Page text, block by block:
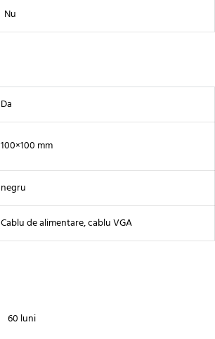
Nu
Da
100×100 mm
negru
Cablu de alimentare, cablu VGA
60 luni